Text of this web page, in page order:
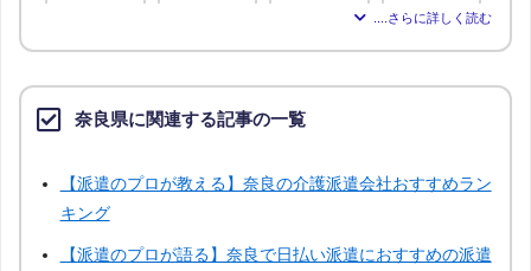
秋田 山形 福島
神奈川
奈良県に関連する記事の一覧
【派遣のプロが教える】奈良の介護派遣会社おすすめラン
キング
【派遣のプロが語る】奈良で日払い派遣におすすめの派遣